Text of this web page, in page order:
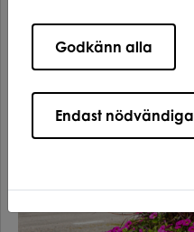
Godkänn alla
Endast nödvändiga